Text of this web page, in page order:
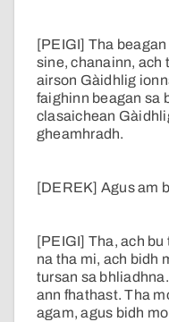
[PEIGI] Tha
sine, chanainn, ach
airson Gàidhlig
faighinn beagan sa
clasaichean
gheamhradh.
[DEREK] Agus am
[PEIGI] Tha, ach
na tha mi, ach bidh
tursan sa
ann fhathast. Tha
agam, agus bidh